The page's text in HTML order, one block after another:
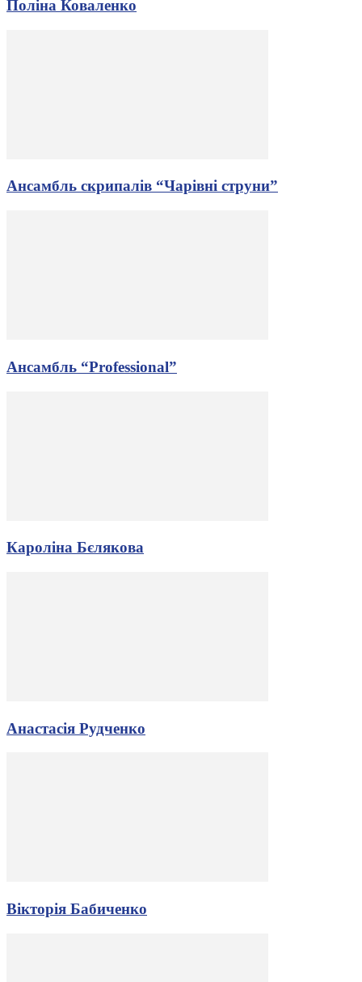
Поліна Коваленко
Ансамбль скрипалів “Чарівні струни”
Ансамбль “Professional”
Кароліна Бєлякова
Анастасія Рудченко
Вікторія Бабиченко